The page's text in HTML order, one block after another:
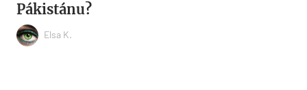
Pákistánu?
Elsa K.